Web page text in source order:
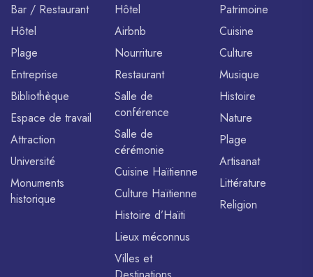
Bar / Restaurant
Hôtel
Plage
Entreprise
Bibliothèque
Espace de travail
Attraction
Université
Monuments
historique
Hôtel
Airbnb
Nourriture
Restaurant
Salle de
conférence
Salle de
cérémonie
Cuisine Haïtienne
Culture Haïtienne
Histoire d’Haïti
Lieux méconnus
Villes et
Patrimoine
Cuisine
Culture
Musique
Histoire
Nature
Plage
Artisanat
Littérature
Religion